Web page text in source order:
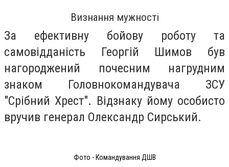
Визнання мужності
За ефективну бойову роботу та
самовідданість Георгій Шимов був
нагороджений почесним нагрудним
знаком Головнокомандувача ЗСУ
"Срібний Хрест". Відзнаку йому особисто
вручив генерал Олександр Сирський.
Фото - Командування ДШВ